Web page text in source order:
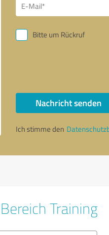
Bitte um Rückruf
Nachricht senden
Ich stimme den
Training